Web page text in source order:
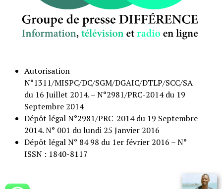
Autorisation
N°1311/MISPC/DC/SGM/DGAIC/DTLP/SCC/SA
du 16 Juillet 2014. – N°2981/PRC-2014 du 19
Septembre 2014
Dépôt légal N°2981/PRC-2014 du 19 Septembre
2014. N° 001 du lundi 25 Janvier 2016
Dépôt légal N° 84 98 du 1er février 2016 – N°
ISSN : 1840-8117